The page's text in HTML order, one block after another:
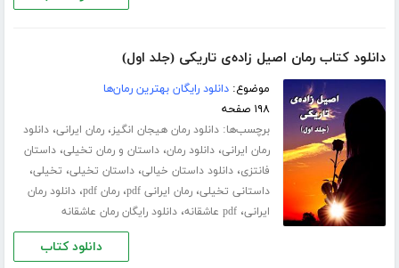
دانلود کتاب رمان اصیل زاده‌ی تاریکی (جلد اول)
موضوع:دانلود رایگان بهترین رمان‌ها
۱۹۸ صفحه
برچسب‌ها:دانلود رمان هیجان انگیز،رمان ایرانی،دانلود
رمان ایرانی،دانلود رمان،داستان و رمان تخیلی،داستان
فانتزی،دانلود داستان خیالی،داستان تخیلی، تخیلی،
داستانی تخیلی،رمان ایرانی pdf ،رمان pdf ،دانلود رمان
ایرانی،pdf عاشقانه ،دانلود رایگان رمان عاشقانه
دانلود کتاب